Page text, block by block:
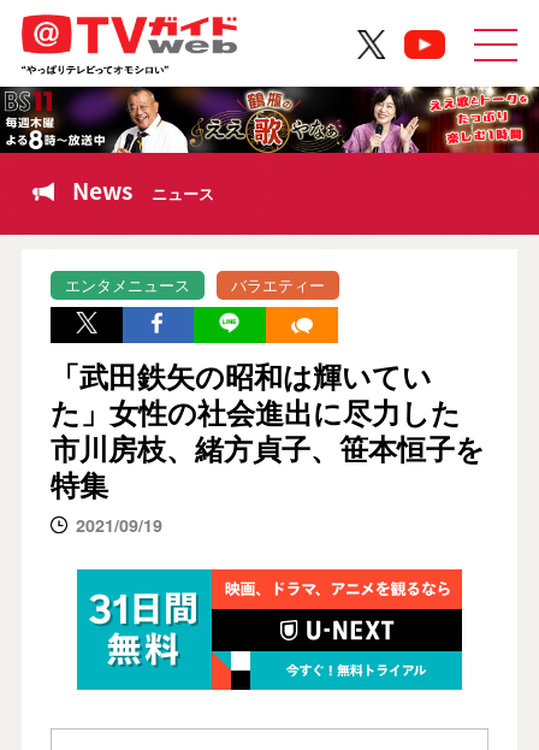
News ニュース
エンタメニュース バラエティー
「武田鉄矢の昭和は輝いてい
た」女性の社会進出に尽力した
市川房枝、緒方貞子、笹本恒子を
特集
2021/09/19